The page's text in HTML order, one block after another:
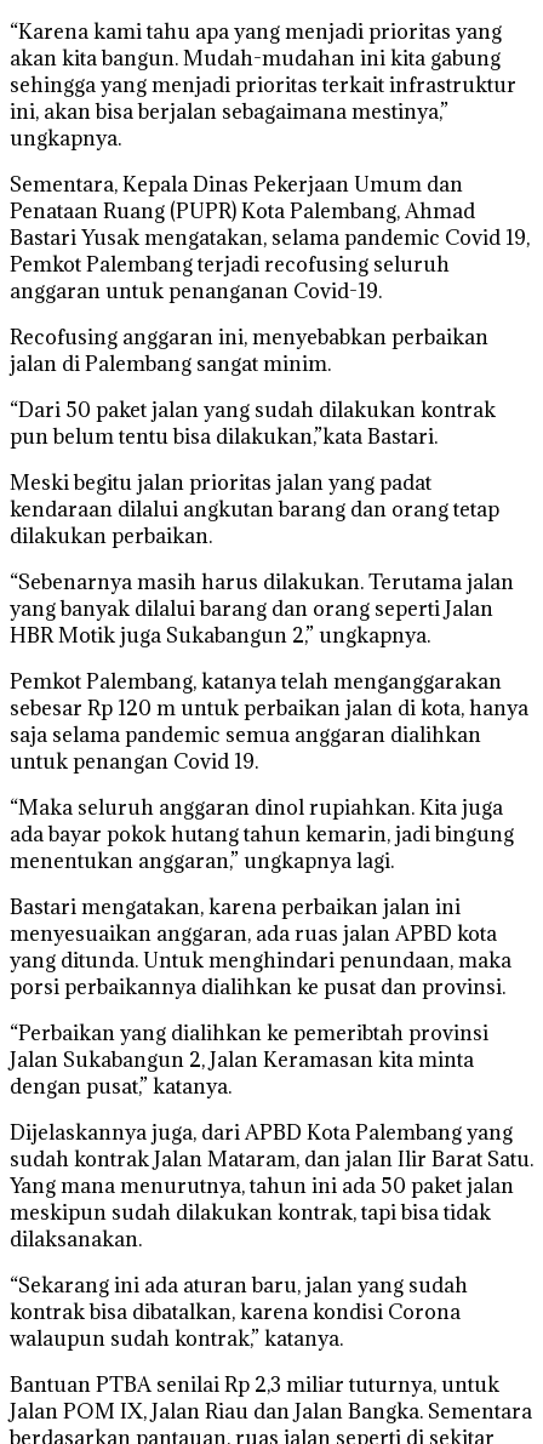
“Karena kami tahu apa yang menjadi prioritas yang
akan kita bangun. Mudah-mudahan ini kita gabung
sehingga yang menjadi prioritas terkait infrastruktur
ini, akan bisa berjalan sebagaimana mestinya,”
ungkapnya.
Sementara, Kepala Dinas Pekerjaan Umum dan
Penataan Ruang (PUPR) Kota Palembang, Ahmad
Bastari Yusak mengatakan, selama pandemic Covid 19,
Pemkot Palembang terjadi recofusing seluruh
anggaran untuk penanganan Covid-19.
Recofusing anggaran ini, menyebabkan perbaikan
jalan di Palembang sangat minim.
“Dari 50 paket jalan yang sudah dilakukan kontrak
pun belum tentu bisa dilakukan,”kata Bastari.
Meski begitu jalan prioritas jalan yang padat
kendaraan dilalui angkutan barang dan orang tetap
dilakukan perbaikan.
“Sebenarnya masih harus dilakukan. Terutama jalan
yang banyak dilalui barang dan orang seperti Jalan
HBR Motik juga Sukabangun 2,” ungkapnya.
Pemkot Palembang, katanya telah menganggarakan
sebesar Rp 120 m untuk perbaikan jalan di kota, hanya
saja selama pandemic semua anggaran dialihkan
untuk penangan Covid 19.
“Maka seluruh anggaran dinol rupiahkan. Kita juga
ada bayar pokok hutang tahun kemarin, jadi bingung
menentukan anggaran,” ungkapnya lagi.
Bastari mengatakan, karena perbaikan jalan ini
menyesuaikan anggaran, ada ruas jalan APBD kota
yang ditunda. Untuk menghindari penundaan, maka
porsi perbaikannya dialihkan ke pusat dan provinsi.
“Perbaikan yang dialihkan ke pemeribtah provinsi
Jalan Sukabangun 2, Jalan Keramasan kita minta
dengan pusat,” katanya.
Dijelaskannya juga, dari APBD Kota Palembang yang
sudah kontrak Jalan Mataram, dan jalan Ilir Barat Satu.
Yang mana menurutnya, tahun ini ada 50 paket jalan
meskipun sudah dilakukan kontrak, tapi bisa tidak
dilaksanakan.
“Sekarang ini ada aturan baru, jalan yang sudah
kontrak bisa dibatalkan, karena kondisi Corona
walaupun sudah kontrak,” katanya.
Bantuan PTBA senilai Rp 2,3 miliar tuturnya, untuk
Jalan POM IX, Jalan Riau dan Jalan Bangka. Sementara
berdasarkan pantauan, ruas jalan seperti di sekitar